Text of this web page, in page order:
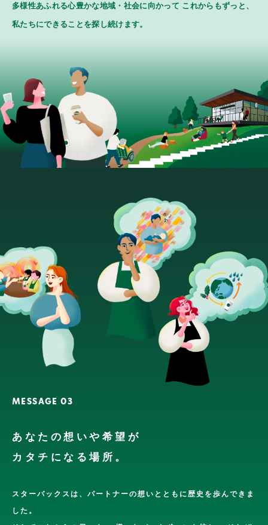
多様性あふれる心豊かな地域・社会に向かって これからもずっと、
私たちにできることを探し続けます。
MESSAGE 03
あなたの想いや希望が
カタチになる場所。
スターバックスは、 パートナーの想いとともに歴史を歩んできま
した。